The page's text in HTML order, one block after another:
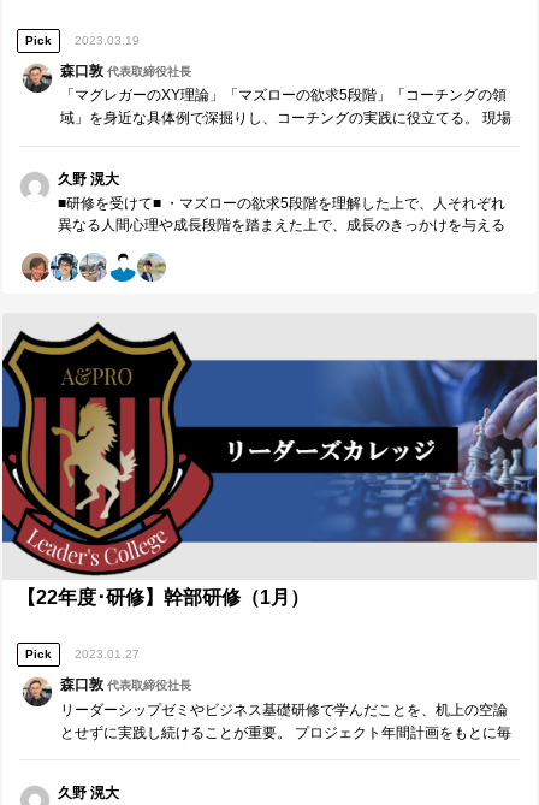
参加する際には、余計なプライドや偏見などの幼さを脱却し、素の自
分で参加してほしい。ありのままの自分で参加すること、自分に向き
合おうという意志を持ったうえで参加すること、知ったことを素直に
実践しようと思うこと、このような姿勢をもってこそ、より多くの価
値を提供できるリーダーに成長できると思う。 ■推薦してくれた方への
いた中でこのような機会をいただき、誠実さとは何か、価値や学びを
提供するとはどういうことか、そのために必要なことは何かを学ぶこ
とができました。これからもいただいたチャレンジの機会に誇りと覚
態にすることで、久野に任せてよかったと思われるリーダーになりま
す。
チングするという点は非常に深い学びであった。 ２．ギャップの分
析・課題の抽出 与えられた時間の中でのコーチングについては、もっ
と自身の価値を発揮できると思う。また、ここまでの学びをより大き
な舞台で活かしていくことが自身の成長に足りない部分の一つだと思
う。 ３．今後の対策・計画 より大きな舞台で、組織を主語にしたうえ
せる存在に成長したい。 ■今後社会人・リーダーとして、今後も克服し
ていきたい課題もしくは大切にしていきたいことは何か■ より大きな組
織に変革と推進力をもたらすために、 ①常に自分が変わり他者に影響
を与えていくことで影響の輪を広げていくことを今後も大切にし、そ
れを常に組織を主語にしたうえで行っていきたい。 ②人財育成やマネ
ジメントについてはまだまだ第一歩を踏み出しただけだからこそ、よ
ーやコーチに具体的に感謝したいこと■ 誰から、どのような価値を頂き
ましたか。（感謝の気持ちも一緒に） ※最も潜在ニーズにアプローチ
し、必要であれば耳の痛いこともアドバイスしてくれたメンバーには
名前の前に◎をつけてください。（1人のみ） ◎香山さんから、組織を
主語にした行動へとメンバーを導くにあたって、組織視点での行動が
成果を結んだ先には自分にどのように影響するのかを言語化してもら
うべきという、深くは考えていなかった観点について学ぶことができ
た。 須賀さんから、本日の取り組みにあたっての指針や目的、ご自身
の実体験を共有してもらったことで、本日のこの時間をより有意義に
することができた。 本田さんから、限られた時間の中で相手に価値提
供を行うコーチングことについて改めて学びを得られた。
Pick 2023.03.19
森口敦代表取締役社長
「マグレガーのXY理論」「マズローの欲求5段階」「コーチングの領
域」を身近な具体例で深掘りし、コーチングの実践に役立てる。 現場
久野 滉大
■研修を受けて■ ・マズローの欲求5段階を理解した上で、人それぞれ
異なる人間心理や成長段階を踏まえた上で、成長のきっかけを与える
成長段階に応じて使い分けることや、これらの理論をもとにサイクル
的確にとらえた上でアプローチすること、的確に問題を捉えることが
できる準備をしておくことが大事になる。 ■今後に向けて■ 社会人1年
目にこれからなる自分にとっては、コーチングや今回学んだ内容を自
分が行う場面は自ずと減るのかもしれない。だからこそ、①積極的に
復習やアウトプットを繰り返すこと、②自分がアウトプットでき得る
場面では手を挙げること、③これを受ける側としての視点も常にもつ
ことを大事にしたい。 ■研修講師（森口敦）へのメッセージ ■ 森口さ
ん 本日も貴重な機会をいただきありがとうございました。また、臨機
応変な対応をとってくださったことにも大変感謝しております。今後
は自分からクライアントや社内のメンバーなどに対して学びを提供し
ていけるように取り組んで参ります。 須賀さん 本日はこのような学び
の機会を提供してくださり、ありがとうございました。事前に準備し
て自分に向き合ってくださったので、本当に学びになる時間でした。
を常に発揮することで、自信の成長と組織への貢献を繰り返していき
たいと思います。
【22年度･研修】幹部研修（1月）
Pick 2023.01.27
森口敦代表取締役社長
リーダーシップゼミやビジネス基礎研修で学んだことを、机上の空論
とせずに実践し続けることが重要。 プロジェクト年間計画をもとに毎
久野 滉大